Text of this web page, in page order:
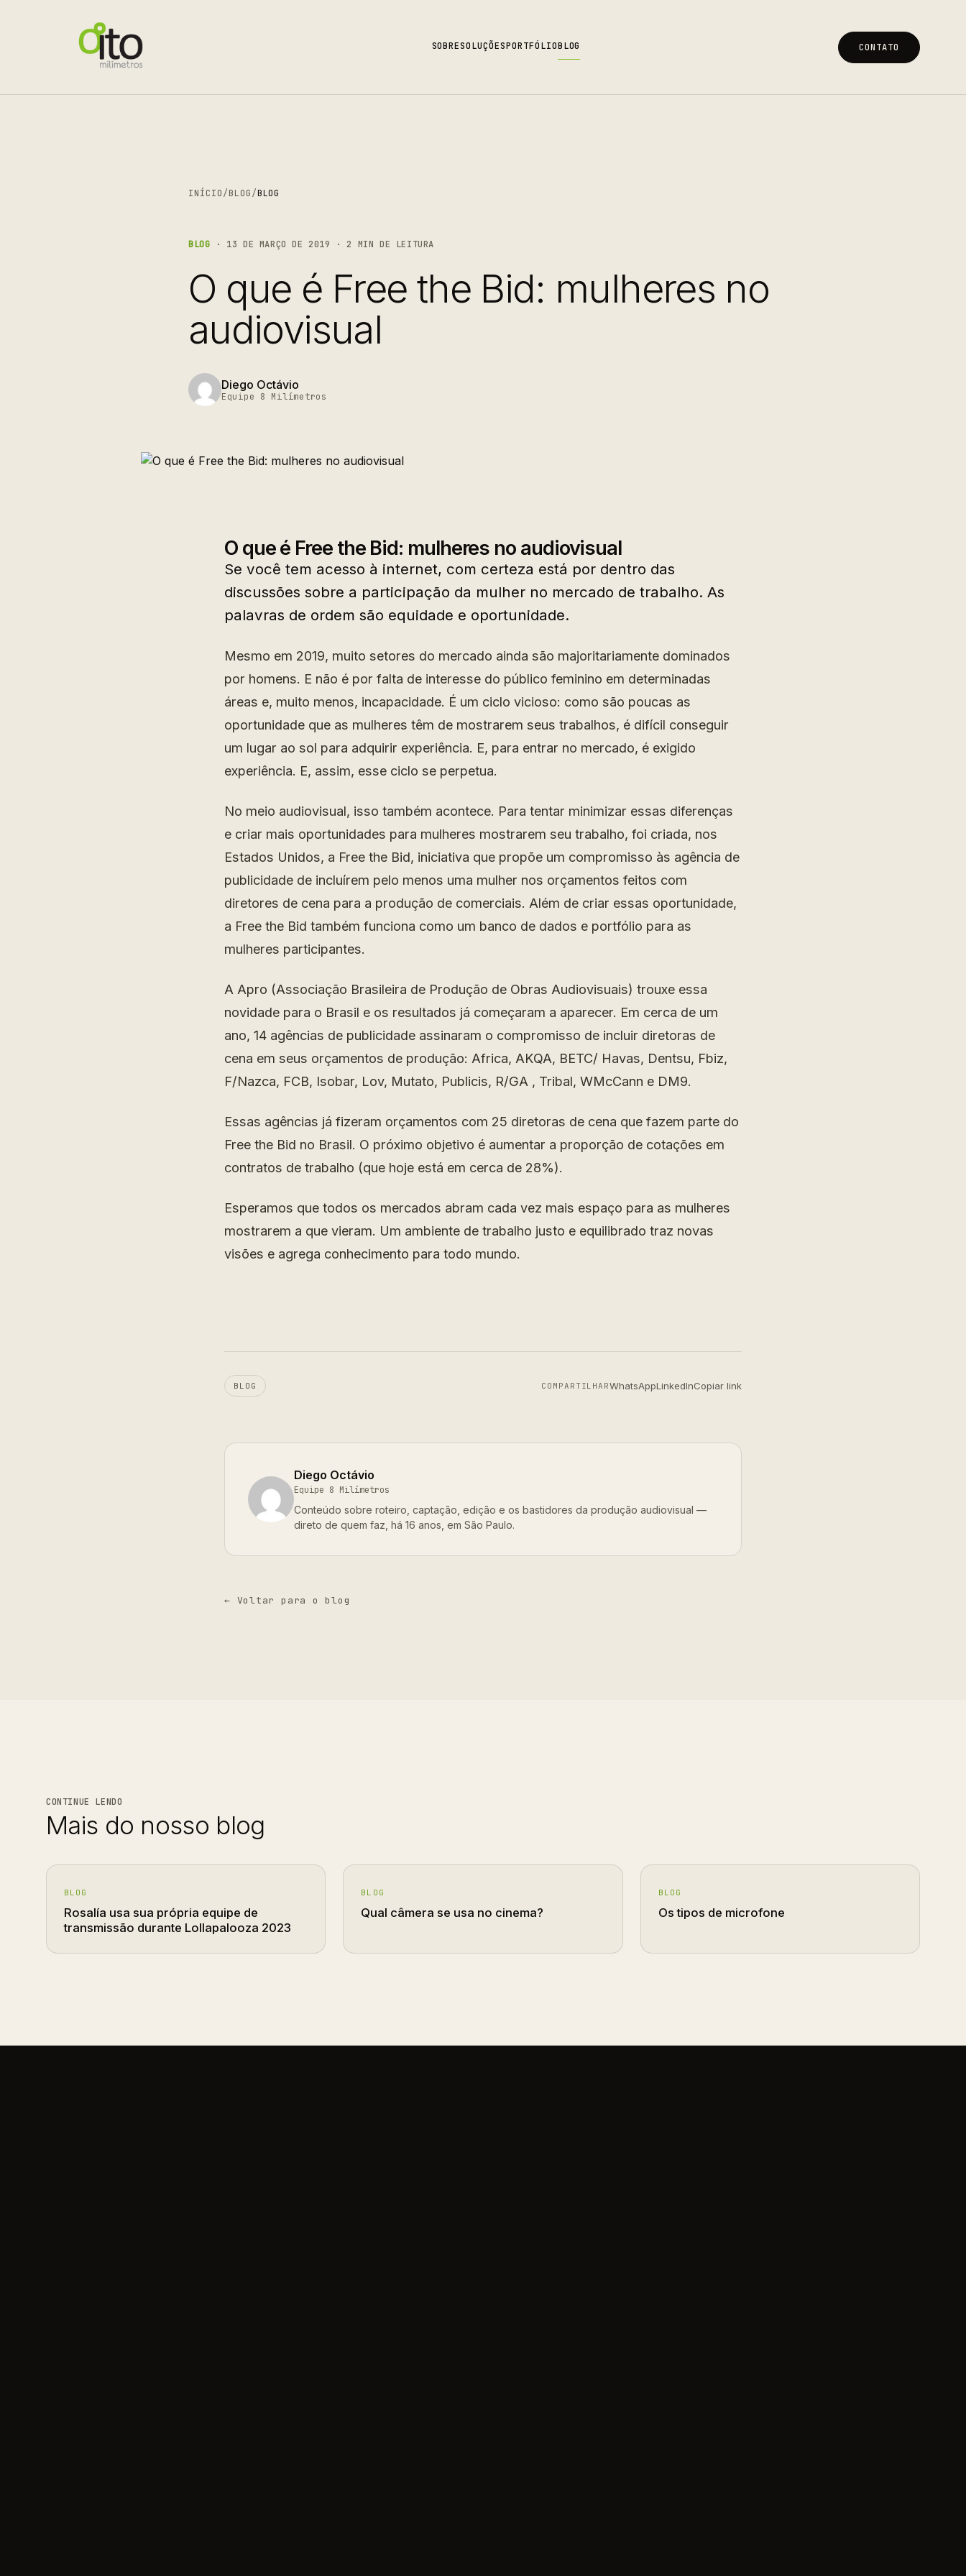
SOBRESOLUÇÕESPORTFÓLIOBLOG CONTATO
INÍCIO/BLOG/BLOG
BLOG · 13 DE MARÇO DE 2019 · 2 MIN DE LEITURA
O que é Free the Bid: mulheres no
audiovisual
Diego Octávio
Equipe 8 Milímetros
O que é Free the Bid: mulheres no audiovisual
Se você tem acesso à internet, com certeza está por dentro das
discussões sobre a participação da mulher no mercado de trabalho. As
palavras de ordem são equidade e oportunidade.
Mesmo em 2019, muito setores do mercado ainda são majoritariamente dominados
por homens. E não é por falta de interesse do público feminino em determinadas
áreas e, muito menos, incapacidade. É um ciclo vicioso: como são poucas as
oportunidade que as mulheres têm de mostrarem seus trabalhos, é difícil conseguir
um lugar ao sol para adquirir experiência. E, para entrar no mercado, é exigido
experiência. E, assim, esse ciclo se perpetua.
No meio audiovisual, isso também acontece. Para tentar minimizar essas diferenças
e criar mais oportunidades para mulheres mostrarem seu trabalho, foi criada, nos
Estados Unidos, a Free the Bid, iniciativa que propõe um compromisso às agência de
publicidade de incluírem pelo menos uma mulher nos orçamentos feitos com
diretores de cena para a produção de comerciais. Além de criar essas oportunidade,
a Free the Bid também funciona como um banco de dados e portfólio para as
mulheres participantes.
A Apro (Associação Brasileira de Produção de Obras Audiovisuais) trouxe essa
novidade para o Brasil e os resultados já começaram a aparecer. Em cerca de um
ano, 14 agências de publicidade assinaram o compromisso de incluir diretoras de
cena em seus orçamentos de produção: Africa, AKQA, BETC/ Havas, Dentsu, Fbiz,
F/Nazca, FCB, Isobar, Lov, Mutato, Publicis, R/GA , Tribal, WMcCann e DM9.
Essas agências já fizeram orçamentos com 25 diretoras de cena que fazem parte do
Free the Bid no Brasil. O próximo objetivo é aumentar a proporção de cotações em
contratos de trabalho (que hoje está em cerca de 28%).
Esperamos que todos os mercados abram cada vez mais espaço para as mulheres
mostrarem a que vieram. Um ambiente de trabalho justo e equilibrado traz novas
visões e agrega conhecimento para todo mundo.
BLOG COMPARTILHARWhatsAppLinkedInCopiar link
Diego Octávio
Equipe 8 Milímetros
Conteúdo sobre roteiro, captação, edição e os bastidores da produção audiovisual —
direto de quem faz, há 16 anos, em São Paulo.
← Voltar para o blog
CONTINUE LENDO
Mais do nosso blog
BLOG
Rosalía usa sua própria equipe de
transmissão durante Lollapalooza 2023
BLOG
Qual câmera se usa no cinema?
BLOG
Os tipos de microfone